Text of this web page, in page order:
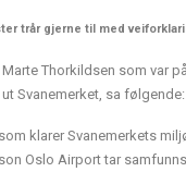
trår gjerne til med
Thorkildsen som var
Svanemerket, sa følgende:
klarer Svanemerkets
Oslo Airport tar